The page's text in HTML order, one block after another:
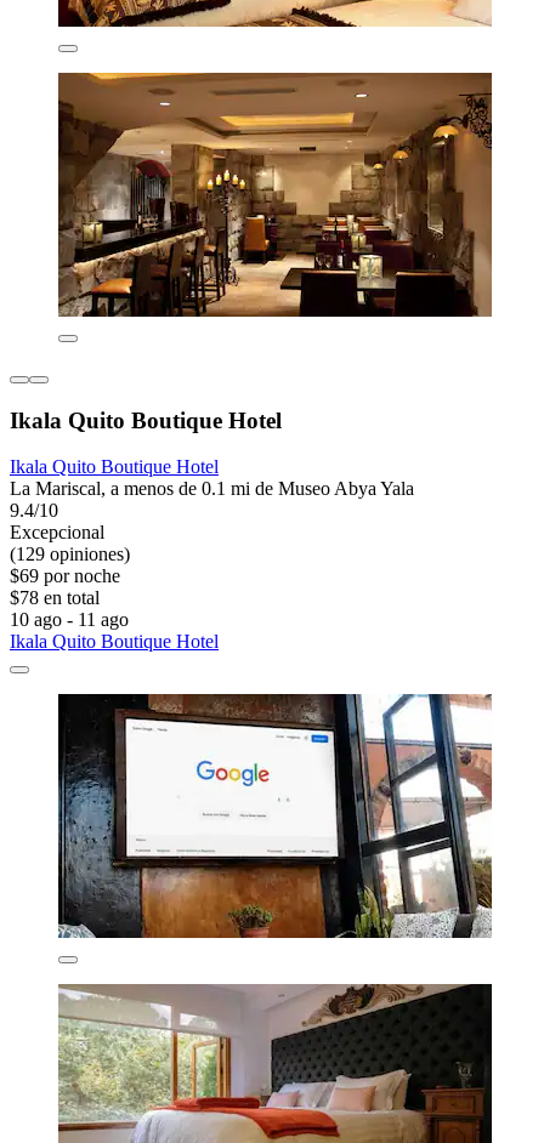
Ikala Quito Boutique Hotel
Ikala Quito Boutique Hotel
La Mariscal, a menos de 0.1 mi de Museo Abya Yala
9.4/10
Excepcional
(129 opiniones)
$69 por noche
$78 en total
10 ago - 11 ago
Ikala Quito Boutique Hotel